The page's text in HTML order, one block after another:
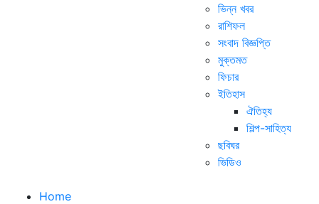
ভিন্ন খবর
রাশিফল
সংবাদ বিজ্ঞপ্তি
মুক্তমত
ফিচার
ইতিহাস
ঐতিহ্য
শিল্প-সাহিত্য
ছবিঘর
ভিডিও
Home